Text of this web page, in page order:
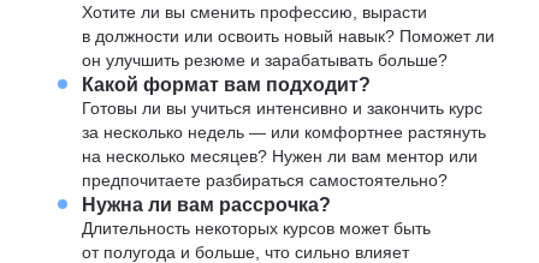
Хотите ли вы сменить профессию, вырасти
в должности или освоить новый навык? Поможет ли
он улучшить резюме и зарабатывать больше?
Какой формат вам подходит?
Готовы ли вы учиться интенсивно и закончить курс
за несколько недель — или комфортнее растянуть
на несколько месяцев? Нужен ли вам ментор или
предпочитаете разбираться самостоятельно?
Нужна ли вам рассрочка?
Длительность некоторых курсов может быть
от полугода и больше, что сильно влияет